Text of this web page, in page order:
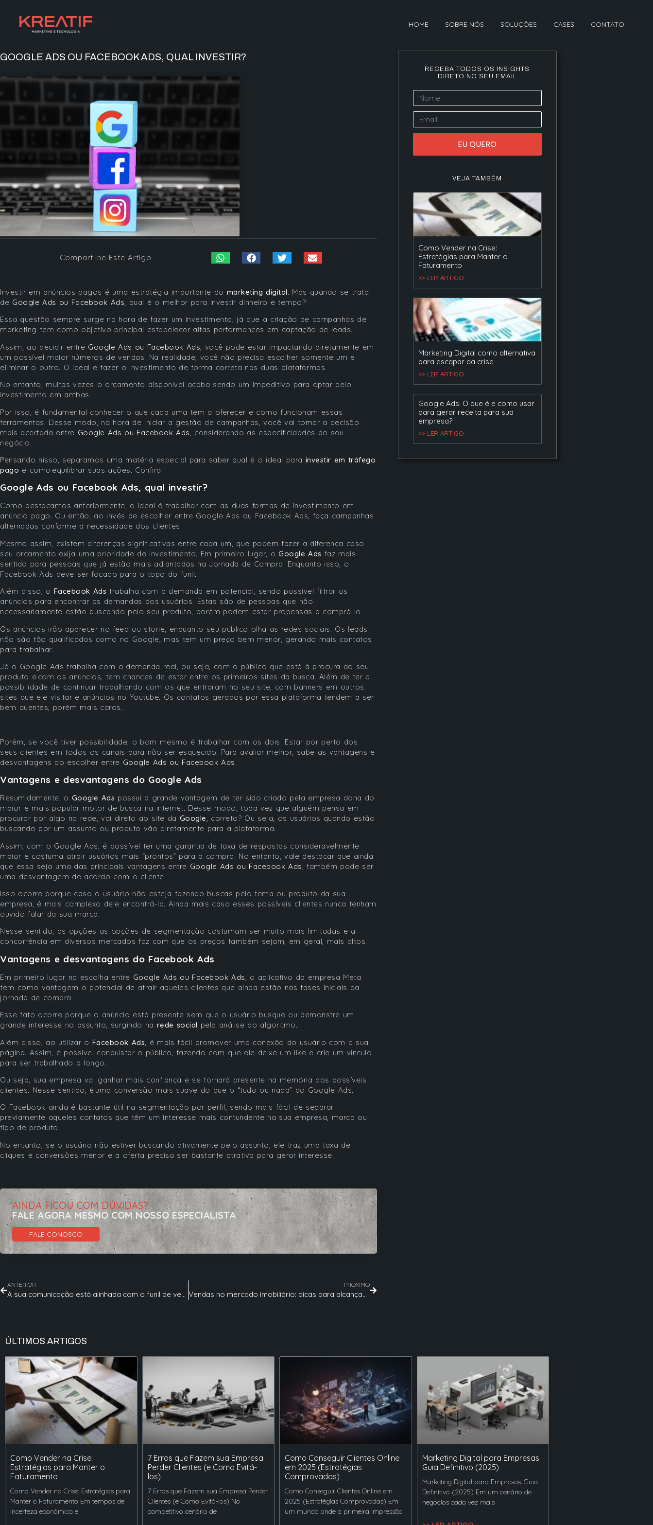
HOME SOBRE NÓS SOLUÇÕES CASES CONTATO
GOOGLE ADS OU FACEBOOK ADS, QUAL INVESTIR?
Compartilhe Este Artigo
Investir em anúncios pagos é uma estratégia importante do marketing digital. Mas quando se trata
de Google Ads ou Facebook Ads, qual é o melhor para investir dinheiro e tempo?
Essa questão sempre surge na hora de fazer um investimento, já que a criação de campanhas de
marketing tem como objetivo principal estabelecer altas performances em captação de leads.
Assim, ao decidir entre Google Ads ou Facebook Ads, você pode estar impactando diretamente em
um possível maior números de vendas. Na realidade, você não precisa escolher somente um e
eliminar o outro. O ideal e fazer o investimento de forma correta nas duas plataformas.
No entanto, muitas vezes o orçamento disponível acaba sendo um impeditivo para optar pelo
investimento em ambas.
Por isso, é fundamental conhecer o que cada uma tem a oferecer e como funcionam essas
ferramentas. Desse modo, na hora de iniciar a gestão de campanhas, você vai tomar a decisão
mais acertada entre Google Ads ou Facebook Ads , considerando as especificidades do seu
negócio.
Pensando nisso, separamos uma matéria especial para saber qual é o ideal para investir em tráfego
pago e como equilibrar suas ações. Confira!
Google Ads ou Facebook Ads, qual investir?
Como destacamos anteriormente, o ideal é trabalhar com as duas formas de investimento em
anúncio pago. Ou então, ao invés de escolher entre Google Ads ou Facebook Ads, faça campanhas
alternadas conforme a necessidade dos clientes.
Mesmo assim, existem diferenças significativas entre cada um, que podem fazer a diferença caso
seu orçamento exija uma prioridade de investimento. Em primeiro lugar, o Google Ads faz mais
sentido para pessoas que já estão mais adiantadas na Jornada de Compra. Enquanto isso, o
Facebook Ads deve ser focado para o topo do funil.
Além disso, o Facebook Ads trabalha com a demanda em potencial, sendo possível filtrar os
anúncios para encontrar as demandas dos usuários. Estas são de pessoas que não
necessariamente estão buscando pelo seu produto, porém podem estar propensas a comprá-lo.
Os anúncios irão aparecer no feed ou storie, enquanto seu público olha as redes sociais. Os leads
não são tão qualificados como no Google, mas tem um preço bem menor, gerando mais contatos
para trabalhar.
Já o Google Ads trabalha com a demanda real, ou seja, com o público que está à procura do seu
produto e com os anúncios, tem chances de estar entre os primeiros sites da busca. Além de ter a
possibilidade de continuar trabalhando com os que entraram no seu site, com banners em outros
sites que ele visitar e anúncios no Youtube. Os contatos gerados por essa plataforma tendem a ser
bem quentes, porém mais caros.
Porém, se você tiver possibilidade, o bom mesmo é trabalhar com os dois. Estar por perto dos
seus clientes em todos os canais para não ser esquecido. Para avaliar melhor, sabe as vantagens e
desvantagens ao escolher entre Google Ads ou Facebook Ads.
Vantagens e desvantagens do Google Ads
Resumidamente, o Google Ads possui a grande vantagem de ter sido criado pela empresa dona do
maior e mais popular motor de busca na internet. Desse modo, toda vez que alguém pensa em
procurar por algo na rede, vai direto ao site da Google, correto? Ou seja, os usuários quando estão
buscando por um assunto ou produto vão diretamente para a plataforma.
Assim, com o Google Ads, é possível ter uma garantia de taxa de respostas consideravelmente
maior e costuma atrair usuários mais “prontos” para a compra. No entanto, vale destacar que ainda
que essa seja uma das principais vantagens entre Google Ads ou Facebook Ads , também pode ser
uma desvantagem de acordo com o cliente.
Isso ocorre porque caso o usuário não esteja fazendo buscas pelo tema ou produto da sua
empresa, é mais complexo dele encontrá-la. Ainda mais caso esses possíveis clientes nunca tenham
ouvido falar da sua marca.
Nesse sentido, as opções as opções de segmentação costumam ser muito mais limitadas e a
concorrência em diversos mercados faz com que os preços também sejam, em geral, mais altos.
Vantagens e desvantagens do Facebook Ads
Em primeiro lugar na escolha entre Google Ads ou Facebook Ads , o aplicativo da empresa Meta
tem como vantagem o potencial de atrair aqueles clientes que ainda estão nas fases iniciais da
jornada de compra.
Esse fato ocorre porque o anúncio está presente sem que o usuário busque ou demonstre um
grande interesse no assunto, surgindo na rede social pela análise do algoritmo.
Além disso, ao utilizar o Facebook Ads , é mais fácil promover uma conexão do usuário com a sua
página. Assim, é possível conquistar o público, fazendo com que ele deixe um like e crie um vínculo
para ser trabalhado a longo.
Ou seja, sua empresa vai ganhar mais confiança e se tornará presente na memória dos possíveis
clientes. Nesse sentido, é uma conversão mais suave do que o “tudo ou nada” do Google Ads.
O Facebook ainda é bastante útil na segmentação por perfil, sendo mais fácil de separar
previamente aqueles contatos que têm um interesse mais contundente na sua empresa, marca ou
tipo de produto.
No entanto, se o usuário não estiver buscando ativamente pelo assunto, ele traz uma taxa de
cliques e conversões menor e a oferta precisa ser bastante atrativa para gerar interesse.
AINDA FICOU COM DÚVIDAS?
FALE AGORA MESMO COM NOSSO ESPECIALISTA
FALE CONOSCO
ANTERIOR
A sua comunicação está alinhada com o funil de vendas?
PRÓXIMO
Vendas no mercado imobiliário: dicas para alcançar o sucesso
RECEBA TODOS OS INSIGHTS
DIRETO NO SEU EMAIL
EU QUERO
VEJA TAMBÉM
Como Vender na Crise:
Estratégias para Manter o
Faturamento
>> LER ARTIGO
Marketing Digital como alternativa
para escapar da crise
>> LER ARTIGO
Google Ads: O que é e como usar
para gerar receita para sua
empresa?
>> LER ARTIGO
ÚLTIMOS ARTIGOS
Como Vender na Crise:
Estratégias para Manter o
Faturamento
Como Vender na Crise: Estratégias para
Manter o Faturamento Em tempos de
incerteza econômica e
7 Erros que Fazem sua Empresa
Perder Clientes (e Como Evitá-
los)
7 Erros que Fazem sua Empresa Perder
Clientes (e Como Evitá-los) No
competitivo cenário de
Como Conseguir Clientes Online
em 2025 (Estratégias
Comprovadas)
Como Conseguir Clientes Online em
2025 (Estratégias Comprovadas) Em
um mundo onde a primeira impressão
Marketing Digital para Empresas:
Guia Definitivo (2025)
Marketing Digital para Empresas: Guia
Definitivo (2025) Em um cenário de
negócios cada vez mais